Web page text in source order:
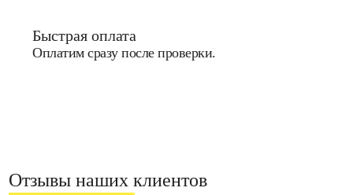
Быстрая оплата
Оплатим сразу после проверки.
Отзывы наших клиентов